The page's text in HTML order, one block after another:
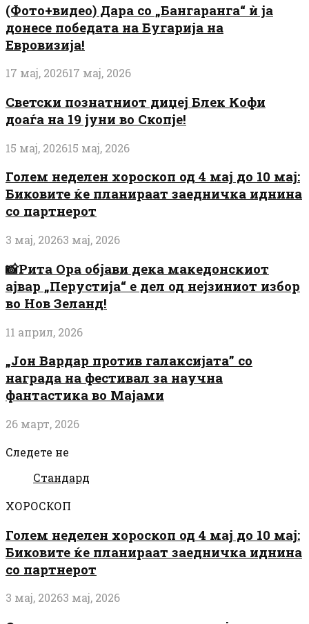
(Фото+видео) Дара со „Бангаранга“ ѝ ја
донесе победата на Бугарија на
Евровизија!
17 мај, 202617 мај, 2026
Светски познатниот диџеј Блек Кофи
доаѓа на 19 јуни во Скопје!
15 мај, 202615 мај, 2026
Голем неделен хороскоп од 4 мај до 10 мај:
Биковите ќе планираат заедничка иднина
со партнерот
3 мај, 20263 мај, 2026
📸Рита Ора објави дека македонскиот
ајвар „Перустија“ е дел од нејзиниот избор
во Нов Зеланд!
11 април, 2026
„Јон Вардар против галаксијата” со
награда на фестивал за научна
фантастика во Мајами
26 март, 2026
Следете не
Стандард
ХОРОСКОП
Голем неделен хороскоп од 4 мај до 10 мај:
Биковите ќе планираат заедничка иднина
со партнерот
3 мај, 20263 мај, 2026